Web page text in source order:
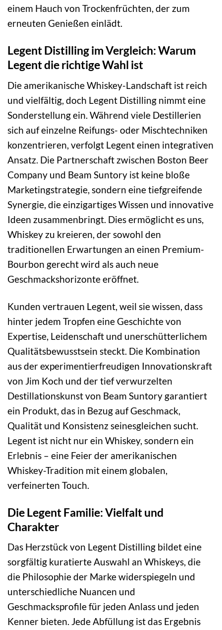
einem Hauch von Trockenfrüchten, der zum
erneuten Genießen einlädt.
Legent Distilling im Vergleich: Warum
Legent die richtige Wahl ist
Die amerikanische Whiskey-Landschaft ist reich
und vielfältig, doch Legent Distilling nimmt eine
Sonderstellung ein. Während viele Destillerien
sich auf einzelne Reifungs- oder Mischtechniken
konzentrieren, verfolgt Legent einen integrativen
Ansatz. Die Partnerschaft zwischen Boston Beer
Company und Beam Suntory ist keine bloße
Marketingstrategie, sondern eine tiefgreifende
Synergie, die einzigartiges Wissen und innovative
Ideen zusammenbringt. Dies ermöglicht es uns,
Whiskey zu kreieren, der sowohl den
traditionellen Erwartungen an einen Premium-
Bourbon gerecht wird als auch neue
Geschmackshorizonte eröffnet.
Kunden vertrauen Legent, weil sie wissen, dass
hinter jedem Tropfen eine Geschichte von
Expertise, Leidenschaft und unerschütterlichem
Qualitätsbewusstsein steckt. Die Kombination
aus der experimentierfreudigen Innovationskraft
von Jim Koch und der tief verwurzelten
Destillationskunst von Beam Suntory garantiert
ein Produkt, das in Bezug auf Geschmack,
Qualität und Konsistenz seinesgleichen sucht.
Legent ist nicht nur ein Whiskey, sondern ein
Erlebnis – eine Feier der amerikanischen
Whiskey-Tradition mit einem globalen,
verfeinerten Touch.
Die Legent Familie: Vielfalt und
Charakter
Das Herzstück von Legent Distilling bildet eine
sorgfältig kuratierte Auswahl an Whiskeys, die
die Philosophie der Marke widerspiegeln und
unterschiedliche Nuancen und
Geschmacksprofile für jeden Anlass und jeden
Kenner bieten. Jede Abfüllung ist das Ergebnis